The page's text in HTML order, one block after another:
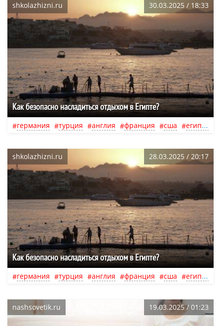
shkolazhizni.ru 30.03.2025 / 18:33
Как безопасно насладиться отдыхом в Египте?
германия турция англия франция сша египет
shkolazhizni.ru 28.03.2025 / 20:17
Как безопасно насладиться отдыхом в Египте?
германия турция англия франция сша египет
nashsovetik.ru 19.03.2025 / 01:23